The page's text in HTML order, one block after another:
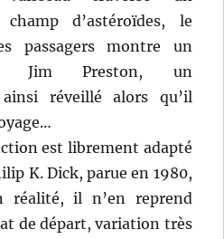
champ d’astéroïdes, le
passagers montre un
Jim Preston, un
réveillé alors qu’il
est librement adapté
K. Dick, parue en 1980,
il n’en reprend
de départ, variation très